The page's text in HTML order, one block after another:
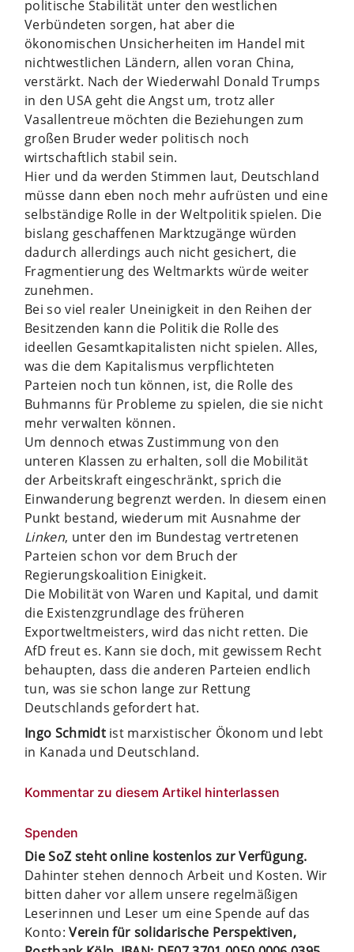
politische Stabilität unter den westlichen
Verbündeten sorgen, hat aber die
ökonomischen Unsicherheiten im Handel mit
nichtwestlichen Ländern, allen voran China,
verstärkt. Nach der Wiederwahl Donald Trumps
in den USA geht die Angst um, trotz aller
Vasallentreue möchten die Beziehungen zum
großen Bruder weder politisch noch
wirtschaftlich stabil sein.
Hier und da werden Stimmen laut, Deutschland
müsse dann eben noch mehr aufrüsten und eine
selbständige Rolle in der Weltpolitik spielen. Die
bislang geschaffenen Marktzugänge würden
dadurch allerdings auch nicht gesichert, die
Fragmentierung des Weltmarkts würde weiter
zunehmen.
Bei so viel realer Uneinigkeit in den Reihen der
Besitzenden kann die Politik die Rolle des
ideellen ­Gesamtkapitalisten nicht spielen. Alles,
was die dem Kapitalismus verpflichteten
Parteien noch tun können, ist, die Rolle des
Buhmanns für Probleme zu spielen, die sie nicht
mehr verwalten können.
Um dennoch etwas Zustimmung von den
unteren Klassen zu erhalten, soll die Mobilität
der Arbeitskraft eingeschränkt, sprich die
Einwanderung begrenzt werden. In diesem einen
Punkt bestand, wiederum mit Ausnahme der
Linken, unter den im Bundestag vertretenen
Parteien schon vor dem Bruch der
Regierungskoalition Einigkeit.
Die Mobilität von Waren und Kapital, und damit
die Existenzgrundlage des früheren
Exportweltmeisters, wird das nicht retten. Die
AfD freut es. Kann sie doch, mit gewissem Recht
behaupten, dass die anderen Parteien endlich
tun, was sie schon lange zur Rettung
Deutschlands gefordert hat.
Ingo Schmidtist marxistischer ­Ökonom und lebt
in Kanada und Deutschland.
Kommentar zu diesem Artikel hinterlassen
Spenden
Die SoZ steht online kostenlos zur Verfügung.
Dahinter stehen dennoch Arbeit und Kosten. Wir
bitten daher vor allem unsere regelmäßigen
Leserinnen und Leser um eine Spende auf das
Konto:Verein für solidarische Perspektiven,